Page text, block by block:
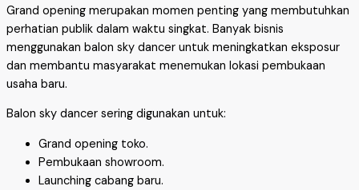
Grand opening merupakan momen penting yang membutuhkan
perhatian publik dalam waktu singkat. Banyak bisnis
menggunakan balon sky dancer untuk meningkatkan eksposur
dan membantu masyarakat menemukan lokasi pembukaan
usaha baru.
Balon sky dancer sering digunakan untuk:
Grand opening toko.
Pembukaan showroom.
Launching cabang baru.